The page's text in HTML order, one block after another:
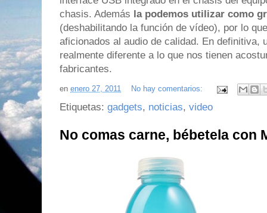
chasis. Además la podemos utilizar como
(deshabilitando la función de vídeo), por lo
aficionados al audio de calidad. En definitiva,
realmente diferente a lo que nos tienen
fabricantes.
en enero 27, 2011 No hay comentarios:
Etiquetas: gadgets, noticias, video
No comas carne, bébetela con